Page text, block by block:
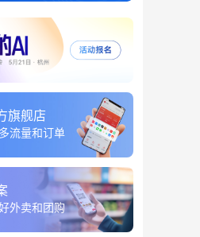
旗舰店
流量和订单
外卖和团购